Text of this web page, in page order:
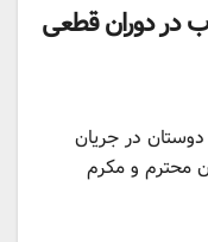
در دوران قطعی
در جریان
محترم و مکرم